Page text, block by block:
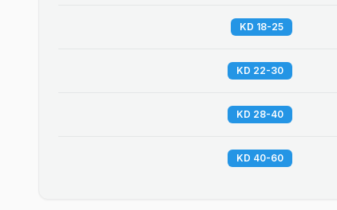
18-25 KD
22-30 KD
28-40 KD
40-60 KD